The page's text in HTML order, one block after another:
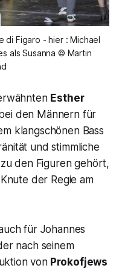
di Figaro - hier : Michael
als Susanna © Martin
Esther
den Männern für
klangschönen Bass
und stimmliche
den Figuren gehört,
der Regie am
für Johannes
nach seinem
vonProkofjews